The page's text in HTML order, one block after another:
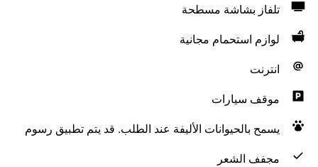
تلفاز بشاشة مسطحة
لوازم استحمام مجانية
انترنت
موقف سيارات
يسمح بالحيوانات الأليفة عند الطلب. قد يتم تطبيق رسوم
مجفف الشعر